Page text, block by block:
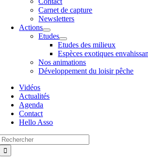
Carnet de capture
Newsletters
Actions
Etudes
Etudes des milieux
Espèces exotiques
Nos animations
Développement du loisir pêche
Vidéos
Actualités
Agenda
Contact
Hello Asso